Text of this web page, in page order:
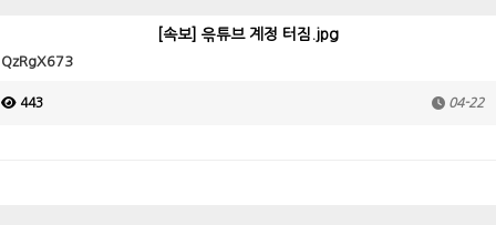
[속보] 윾튜브 계정 터짐.jpg
QzRgX673
443 04-22